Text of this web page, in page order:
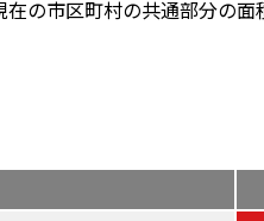
の市区町村の共通部分の